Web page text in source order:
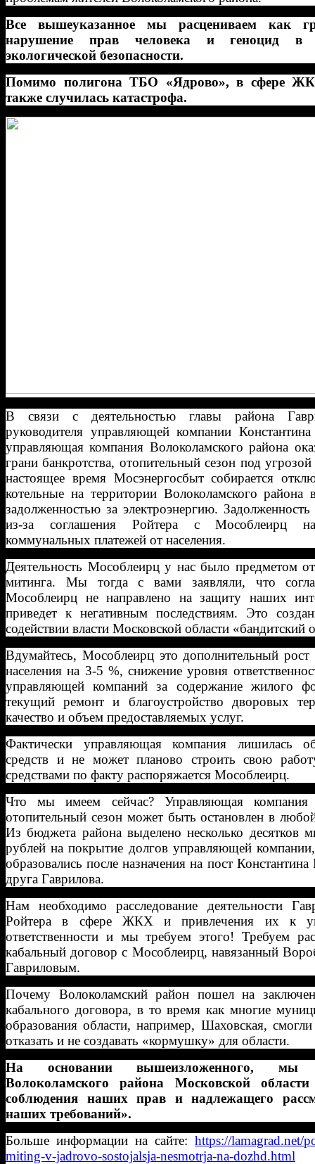
Все вышеуказанное мы расцениваем как
нарушение прав человека и геноцид в
экологической безопасности.
Помимо полигона ТБО «Ядрово», в сфере
также случилась катастрофа.
В связи с деятельностью главы района
руководителя управляющей компании Константина
управляющая компания Волоколамского района
грани банкротства, отопительный сезон под
настоящее время Мосэнергосбыт собирается
котельные на территории Волоколамского района
задолженностью за электроэнергию. Задолженность
из-за соглашения Ройтера с Мособлеирц
коммунальных платежей от населения.
Деятельность Мособлеирц у нас было предметом
митинга. Мы тогда с вами заявляли, что
Мособлеирц не направлено на защиту наших
приведет к негативным последствиям. Это
содействии власти Московской области «бандитский
Вдумайтесь, Мособлеирц это дополнительный рост
населения на 3-5 %, снижение уровня
управляющей компаний за содержание жилого
текущий ремонт и благоустройство дворовых
качество и объем предоставляемых услуг.
Фактически управляющая компания лишилась
средств и не может планово строить свою
средствами по факту распоряжается Мособлеирц.
Что мы имеем сейчас? Управляющая компания
отопительный сезон может быть остановлен в
Из бюджета района выделено несколько десятков
рублей на покрытие долгов управляющей
образовались после назначения на пост Константина
друга Гаврилова.
Нам необходимо расследование деятельности
Ройтера в сфере ЖКХ и привлечения их к
ответственности и мы требуем этого! Требуем
кабальный договор с Мособлеирц, навязанный
Гавриловым.
Почему Волоколамский район пошел на
кабального договора, в то время как многие
образования области, например, Шаховская, смогли
отказать и не создавать «кормушку» для области.
На основании вышеизложенного, мы
Волоколамского района Московской области
соблюдения наших прав и надлежащего
наших требований».
Больше информации на сайте: https://lamagrad.net/
miting-v-jadrovo-sostojalsja-nesmotrja-na-dozhd.html